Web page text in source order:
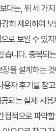
다는, 위 세 가
히 제외하여
로 보일 수 있
습니다. 중복되
을 설계하는
용자 후기를 참
되는 실제 사
접적으로 파악